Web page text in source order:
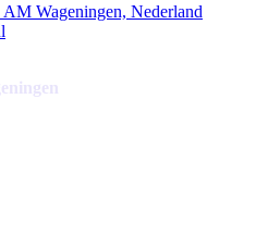
AM Wageningen, Nederland